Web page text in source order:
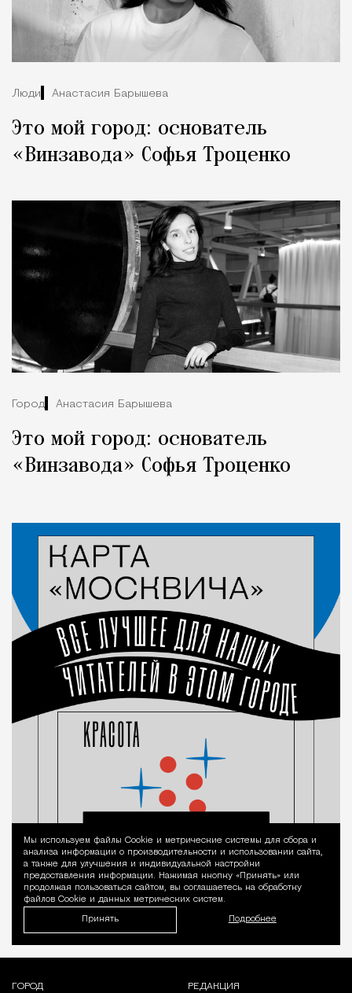
Люди Анастасия Барышева
Это мой город: основатель
«Винзавода» Софья Троценко
Город Анастасия Барышева
Это мой город: основатель
«Винзавода» Софья Троценко
Уведомление
Мы используем файлы Сookie и метрические системы для сбора и
анализа информации о производительности и использовании сайта,
а также для улучшения и индивидуальной настройки
предоставления информации. Нажимая кнопку «Принять» или
продолжая пользоваться сайтом, вы соглашаетесь на обработку
файлов Cookie и данных метрических систем.
Принять Подробнее
ГОРОД РЕДАКЦИЯ